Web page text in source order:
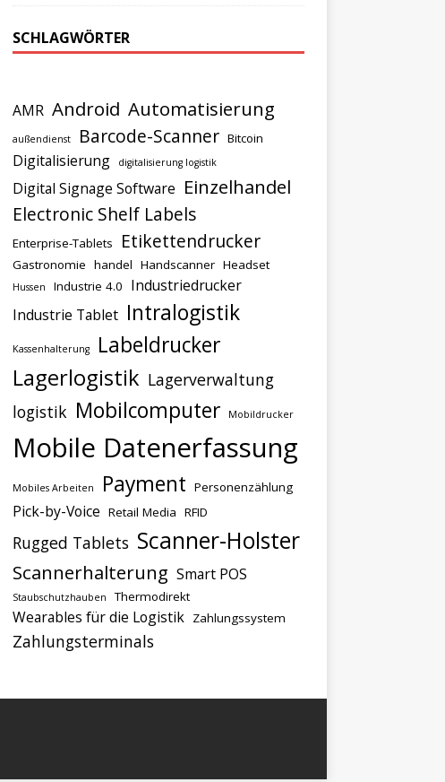
SCHLAGWÖRTER
AMR Android Automatisierung
außendienst Barcode-Scanner Bitcoin
Digitalisierung digitalisierung logistik
Digital Signage Software Einzelhandel
Electronic Shelf Labels
Enterprise-Tablets Etikettendrucker
Gastronomie handel Handscanner Headset
Hussen Industrie 4.0
Industriedrucker
Industrie Tablet Intralogistik
Kassenhalterung Labeldrucker
Lagerlogistik Lagerverwaltung
logistik Mobilcomputer Mobildrucker
Mobile Datenerfassung
Mobiles Arbeiten Payment Personenzählung
Pick-by-Voice Retail Media RFID
Rugged Tablets Scanner-Holster
Scannerhalterung Smart POS
Staubschutzhauben Thermodirekt
Wearables für die Logistik Zahlungssystem
Zahlungsterminals